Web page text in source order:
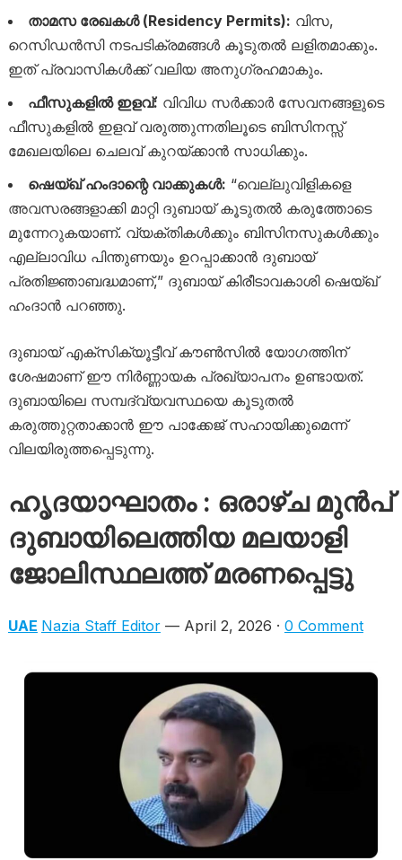
താമസ രേഖകൾ (Residency Permits): വിസ,
റെസിഡൻസി നടപടിക്രമങ്ങൾ കൂടുതൽ ലളിതമാക്കും.
ഇത് പ്രവാസികൾക്ക് വലിയ അനുഗ്രഹമാകും.
ഫീസുകളിൽ ഇളവ്: വിവിധ സർക്കാർ സേവനങ്ങളുടെ
ഫീസുകളിൽ ഇളവ് വരുത്തുന്നതിലൂടെ ബിസിനസ്സ്
മേഖലയിലെ ചെലവ് കുറയ്ക്കാൻ സാധിക്കും.
ഷെയ്ഖ് ഹംദാന്റെ വാക്കുകൾ: “വെല്ലുവിളികളെ
അവസരങ്ങളാക്കി മാറ്റി ദുബായ് കൂടുതൽ കരുത്തോടെ
മുന്നേറുകയാണ്. വ്യക്തികൾക്കും ബിസിനസുകൾക്കും
എല്ലാവിധ പിന്തുണയും ഉറപ്പാക്കാൻ ദുബായ്
പ്രതിജ്ഞാബദ്ധമാണ്,” ദുബായ് കിരീടാവകാശി ഷെയ്ഖ്
ഹംദാൻ പറഞ്ഞു.
ദുബായ് എക്‌സിക്യൂട്ടീവ് കൗൺസിൽ യോഗത്തിന്
ശേഷമാണ് ഈ നിർണ്ണായക പ്രഖ്യാപനം ഉണ്ടായത്.
ദുബായിലെ സമ്പദ്‌വ്യവസ്ഥയെ കൂടുതൽ
കരുത്തുറ്റതാക്കാൻ ഈ പാക്കേജ് സഹായിക്കുമെന്ന്
വിലയിരുത്തപ്പെടുന്നു.
ഹൃദയാഘാതം : ഒരാഴ്ച മുൻപ്
ദുബായിലെത്തിയ മലയാളി
ജോലിസ്ഥലത്ത് മരണപ്പെട്ടു
UAE Nazia Staff Editor— April 2, 2026 · 0 Comment